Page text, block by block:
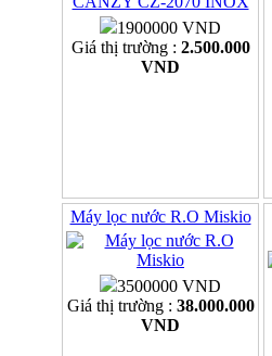
1900000 VND
Giá thị trường : 2.500.000
VND
Máy lọc nước R.O Miskio
3500000 VND
Giá thị trường : 38.000.000
VND